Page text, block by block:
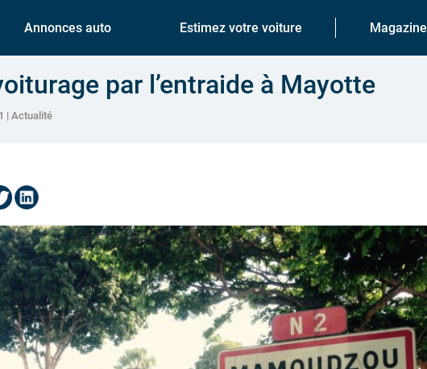
Annonces auto Estimez votre voiture Magazine
par l’entraide à Mayotte
| Actualité